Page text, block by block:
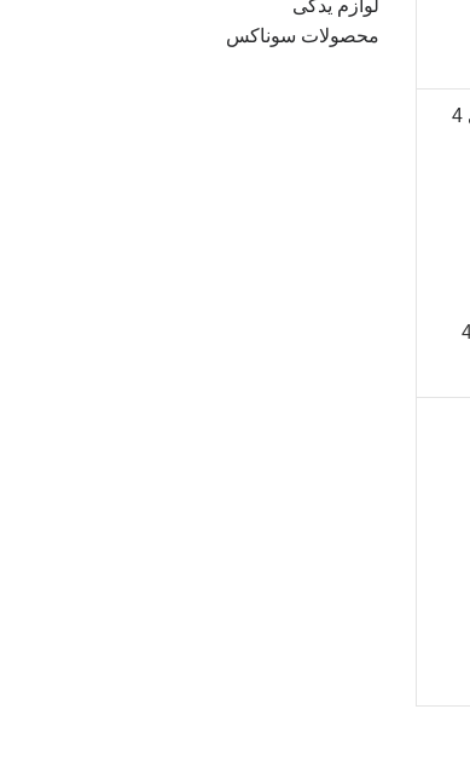
لوازم یدکی
محصولات سوناکس